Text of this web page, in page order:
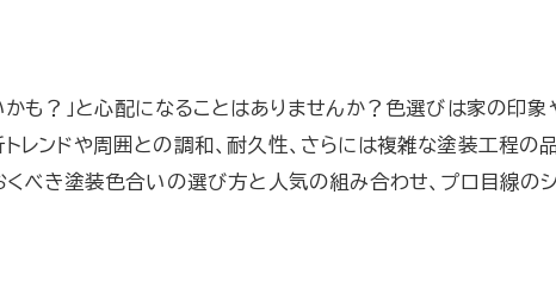
も？」と心配になることはありませんか？色選びは家の印象
ンドや周囲との調和、耐久性、さらには複雑な塗装工程の
べき塗装色合いの選び方と人気の組み合わせ、プロ目線の